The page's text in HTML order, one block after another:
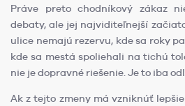
Práve preto chodníkový zákaz
debaty, ale jej najviditeľnejší
ulice nemajú rezervu, kde sa roky
kde sa mestá spoliehali na tichú
nie je dopravné riešenie. Je to iba
Ak z tejto zmeny má vzniknúť